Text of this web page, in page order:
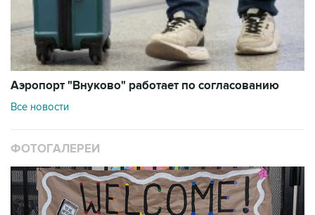
Аэропорт "Внуково" работает по согласованию
Все новости
ФОТОГАЛЕРЕИ